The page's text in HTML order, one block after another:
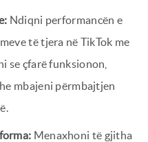
Ndiqni performancën e
të tjera në TikTok me
se çfarë funksionon,
mbajeni përmbajtjen
Menaxhoni të gjitha